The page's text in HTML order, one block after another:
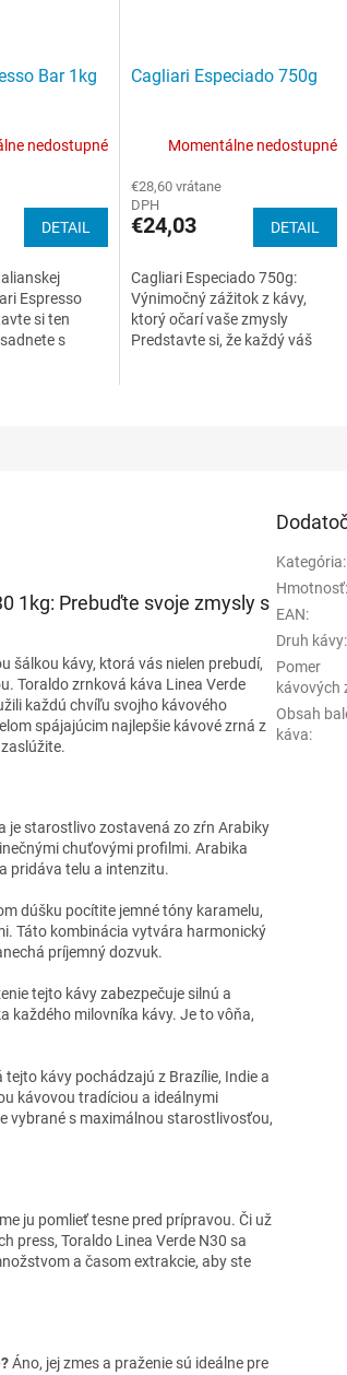
Bar 1kg
nedostupné
DETAIL
Espresso
si ten
s
Cagliari Especiado 750g
Momentálne nedostupné
€28,60 vrátane
DPH
€24,03 DETAIL
Cagliari Especiado 750g:
Výnimočný zážitok z kávy,
ktorý očarí vaše zmysly
Predstavte si, že každý váš
1kg: Prebuďte svoje zmysly s
šálkou kávy, ktorá vás nielen prebudí,
Toraldo zrnková káva Linea Verde
každú chvíľu svojho kávového
spájajúcim najlepšie kávové zrná z
je starostlivo zostavená zo zŕn Arabiky
chuťovými profilmi. Arabika
pridáva telu a intenzitu.
dúšku pocítite jemné tóny karamelu,
Táto kombinácia vytvára harmonický
príjemný dozvuk.
tejto kávy zabezpečuje silnú a
každého milovníka kávy. Je to vôňa,
tejto kávy pochádzajú z Brazílie, Indie a
kávovou tradíciou a ideálnymi
vybrané s maximálnou starostlivosťou,
ju pomlieť tesne pred prípravou. Či už
press, Toraldo Linea Verde N30 sa
a časom extrakcie, aby ste
Áno, jej zmes a praženie sú ideálne pre
Kategória:
Hmotnosť:
EAN:
Druh kávy:
Pomer
kávových
Obsah
káva: